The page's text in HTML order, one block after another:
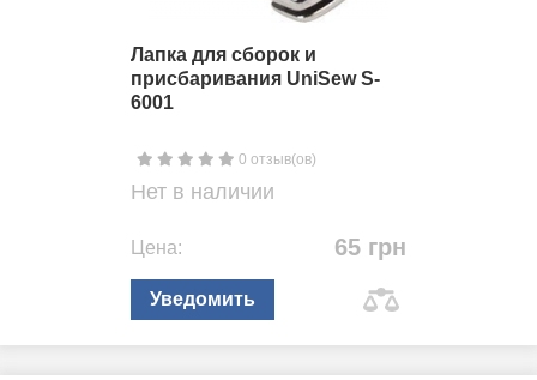
Лапка для сборок и
присбаривания UniSew S-
6001
0 отзыв(ов)
Нет в наличии
Цена: 65 грн
Уведомить